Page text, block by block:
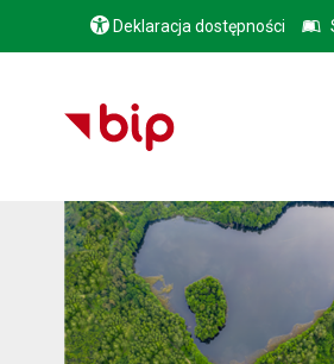
Deklaracja dostępności